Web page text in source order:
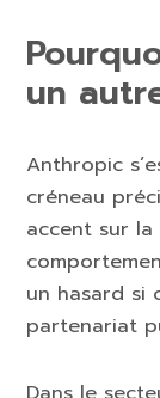
un
Anthropic
créneau
accent sur
un hasard si
partenariat